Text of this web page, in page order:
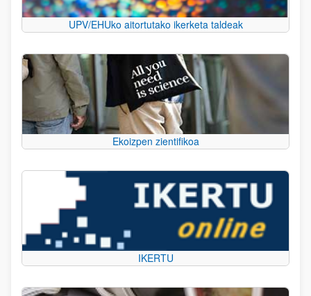
UPV/EHUko aitortutako ikerketa taldeak
Ekoizpen zientifikoa
IKERTU